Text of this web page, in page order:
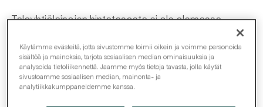
Taloyhtiölainojen hintatasosta ei ole olemassa
julkista tietoa, minkä vuoksi usein jää huomaamatta,
että taloyhtiö on maksanut jopa vuosikausia liian
korkeaa marginaalia. Lisäksi voimissaan on
virheellinen käsitys, ettei lainaa kannata siirtää
Käytämme evästeitä, jotta sivustomme toimii oikein ja voimme personoida
sisältöä ja mainoksia, tarjota sosiaalisen median ominaisuuksia ja
analysoida tietoliikennettä. Jaamme myös tietoja tavasta, jolla käytät
sivustoamme sosiaalisen median, mainonta- ja
analytiikkakumppaneidemme kanssa.